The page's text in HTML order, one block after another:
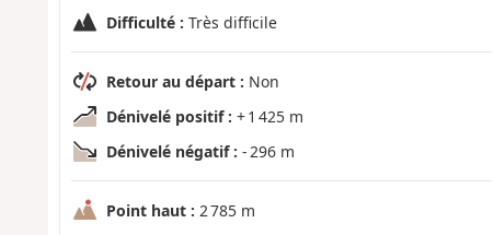
Difficulté : Très difficile
Retour au départ : Non
Dénivelé positif : + 1 425 m
Dénivelé négatif : - 296 m
Point haut : 2 785 m